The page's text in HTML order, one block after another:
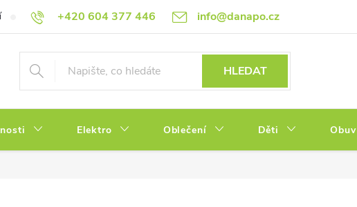
+420 604 377 446 info@danapo.cz
Hodnocení obchodu Obchodní podmínky Reklamace a výměna zboží
HLEDAT
Elektro Oblečení Děti Obuv